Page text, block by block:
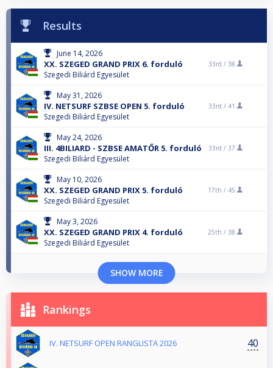
Results
June 14, 2026
XX. SZEGED GRAND PRIX 6. forduló
Szegedi Biliárd Egyesület
33rd / 38
May 31, 2026
IV. NETSURF SZBSE OPEN 5. forduló
Szegedi Biliárd Egyesület
33rd / 41
May 24, 2026
III. 4BILIARD - SZBSE AMATŐR 5. forduló
Szegedi Biliárd Egyesület
33rd / 37
May 10, 2026
XX. SZEGED GRAND PRIX 5. forduló
Szegedi Biliárd Egyesület
17th / 45
May 3, 2026
XX. SZEGED GRAND PRIX 4. forduló
Szegedi Biliárd Egyesület
25th / 38
SHOW MORE
Rankings
IV. NETSURF OPEN RANGLISTA 2026 40